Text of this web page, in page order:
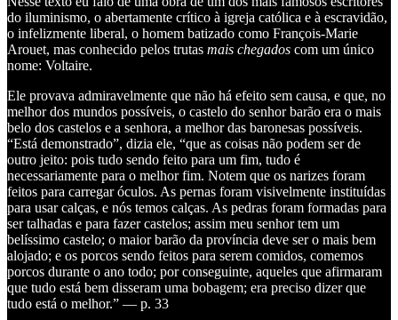
do iluminismo, o abertamente crítico à igreja católica e à escravidão,
o infelizmente liberal, o homem batizado como François-Marie
Arouet, mas conhecido pelos trutas mais chegados com um único
nome: Voltaire.
Ele provava admiravelmente que não há efeito sem causa, e que, no
melhor dos mundos possíveis, o castelo do senhor barão era o mais
belo dos castelos e a senhora, a melhor das baronesas possíveis.
“Está demonstrado”, dizia ele, “que as coisas não podem ser de
outro jeito: pois tudo sendo feito para um fim, tudo é
necessariamente para o melhor fim. Notem que os narizes foram
feitos para carregar óculos. As pernas foram visivelmente instituídas
para usar calças, e nós temos calças. As pedras foram formadas para
ser talhadas e para fazer castelos; assim meu senhor tem um
belíssimo castelo; o maior barão da província deve ser o mais bem
alojado; e os porcos sendo feitos para serem comidos, comemos
porcos durante o ano todo; por conseguinte, aqueles que afirmaram
que tudo está bem disseram uma bobagem; era preciso dizer que
tudo está o melhor.” — p. 33